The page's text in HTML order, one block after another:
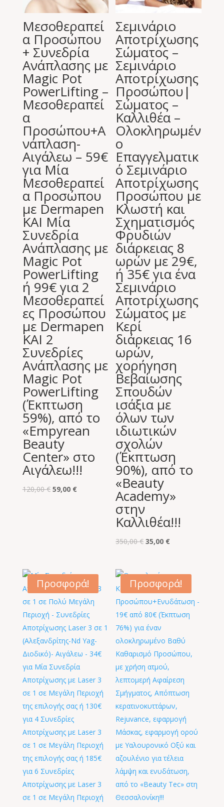
Μεσοθεραπεί
α Προσώπου
+ Συνεδρία
Ανάπλασης με
Magic Pot
PowerLifting –
Μεσοθεραπεί
α
Προσώπου+Α
νάπλαση-
Αιγάλεω – 59€
για Μία
Μεσοθεραπεί
α Προσώπου
με Dermapen
ΚΑΙ Μία
Συνεδρία
Ανάπλασης με
Magic Pot
PowerLifting
ή 99€ για 2
Μεσοθεραπεί
ες Προσώπου
με Dermapen
ΚΑΙ 2
Συνεδρίες
Ανάπλασης με
Magic Pot
PowerLifting
(Έκπτωση
59%), από το
«Empyrean
Beauty
Center» στο
Αιγάλεω!!!
120,00€ Original
59,00 €Η
Σεμινάριο
Αποτρίχωσης
Σώματος –
Σεμινάριο
Αποτρίχωσης
Προσώπου|
Σώματος –
Καλλιθέα –
Ολοκληρωμέν
ο
Επαγγελματικ
ό Σεμινάριο
Αποτρίχωσης
Προσώπου με
Κλωστή και
Σχηματισμός
Φρυδιών
διάρκειας 8
ωρών με 29€,
ή 35€ για ένα
Σεμινάριο
Αποτρίχωσης
Σώματος με
Κερί
διάρκειας 16
ωρών,
χορήγηση
Βεβαίωσης
Σπουδών
ισάξια με
όλων των
ιδιωτικών
σχολών
(Έκπτωση
90%), από το
«Beauty
Academy»
στην
Καλλιθέα!!!
350,00€ Original
350,00 €.
35,00 €
είναι:
35,00 €.
Προσφορά! Προσφορά!